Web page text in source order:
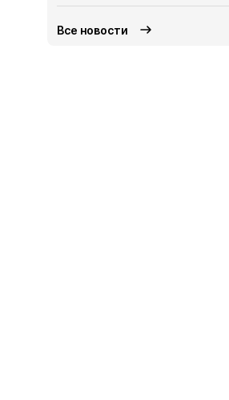
Все новости